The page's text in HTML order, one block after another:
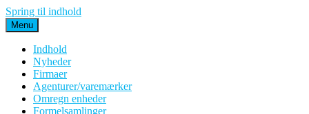
Spring til indhold
Menu
Indhold
Nyheder
Firmaer
Agenturer/varemærker
Omregn enheder
Formelsamlinger